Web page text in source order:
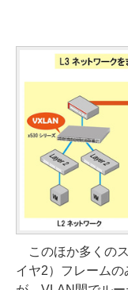
このほか多くの
イヤ2）フレーム